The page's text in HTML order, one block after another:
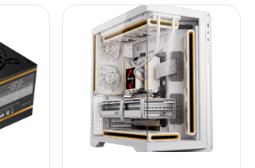
W de alta calidad,
85 % de eficiencia,
módulo completo,
80+ Bronze para
PC de escritorio
(ESB650W)